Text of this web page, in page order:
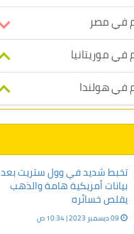
في مصر
موريتانيا
في هولندا
تخبط شديد في وول ستريت بعد
بيانات أمريكية هامة والذهب
يقلص خسائره
09 ديسمبر 2023 | 10:34 ص